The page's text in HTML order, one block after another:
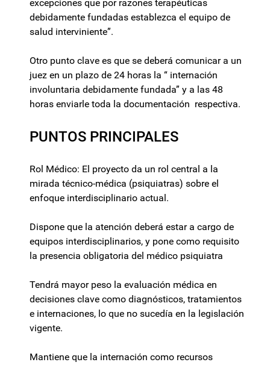
excepciones que por razones terapéuticas
debidamente fundadas establezca el equipo de
salud interviniente”.
Otro punto clave es que se deberá comunicar a un
juez en un plazo de 24 horas la “ internación
involuntaria debidamente fundada” y a las 48
horas enviarle toda la documentación respectiva.
PUNTOS PRINCIPALES
Rol Médico: El proyecto da un rol central a la
mirada técnico-médica (psiquiatras) sobre el
enfoque interdisciplinario actual.
Dispone que la atención deberá estar a cargo de
equipos interdisciplinarios, y pone como requisito
la presencia obligatoria del médico psiquiatra
Tendrá mayor peso la evaluación médica en
decisiones clave como diagnósticos, tratamientos
e internaciones, lo que no sucedía en la legislación
vigente.
Mantiene que la internación como recursos